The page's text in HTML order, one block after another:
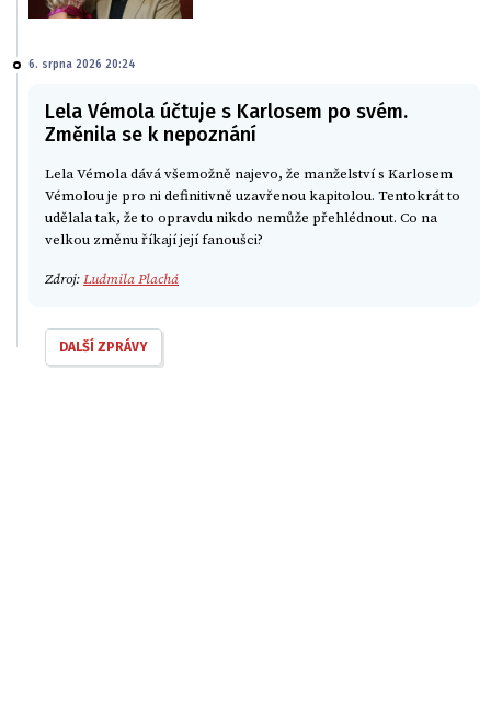
6. srpna 2026 20:24
Lela Vémola účtuje s Karlosem po svém.
Změnila se k nepoznání
Lela Vémola dává všemožně najevo, že manželství s Karlosem
Vémolou je pro ni definitivně uzavřenou kapitolou. Tentokrát to
udělala tak, že to opravdu nikdo nemůže přehlédnout. Co na
velkou změnu říkají její fanoušci?
Zdroj:Ludmila Plachá
DALŠÍ ZPRÁVY